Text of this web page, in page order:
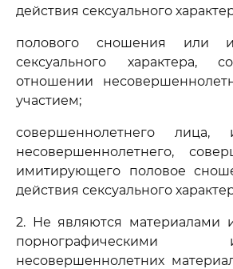
действия сексуального
полового сношения или
сексуального характера,
отношении
участием;
совершеннолетнего лица,
несовершеннолетнего,
имитирующего половое
действия сексуального
2. Не являются материалами
порнографическими
несовершеннолетних